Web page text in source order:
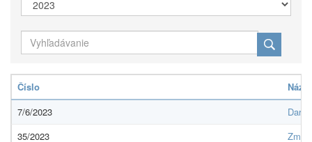
Číslo
7/6/2023
35/2023